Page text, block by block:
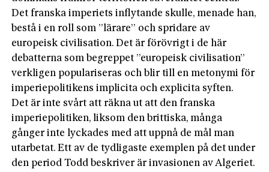
Det franska imperiets inflytande skulle, menade han,
bestå i en roll som ”lärare” och spridare av
europeisk civilisation. Det är förövrigt i de här
debatterna som begreppet ”europeisk civilisation”
verkligen populariseras och blir till en metonymi för
imperiepolitikens implicita och explicita syften.
Det är inte svårt att räkna ut att den franska
imperiepolitiken, liksom den brittiska, många
gånger inte lyckades med att uppnå de mål man
utarbetat. Ett av de tydligaste exemplen på det under
den period Todd beskriver är invasionen av Algeriet.